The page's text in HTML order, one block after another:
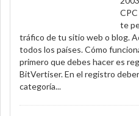
te
tráfico de tu sitio web o blog.
todos los países. Cómo
primero que debes hacer es
BitVertiser. En el registro
categoría...